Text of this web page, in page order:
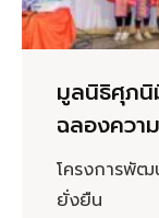
มูลนิธิศุภนิ
ฉลองควา
โครงการพัฒ
ยั่งยืน